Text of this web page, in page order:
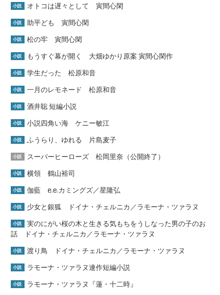
小説 オトコは遅々として 寅間心閑
小説 助平ども 寅間心閑
小説 松の牢 寅間心閑
小説 もうすぐ幕が開く 大畑ゆかり原案 寅間心閑作
小説 学生だった 松原和音
小説 一月のレモネード 松原和音
小説 酒井聡 短編小説
小説 小説四角い海 ケニー敏江
小説 ふうらり、ゆれる 片島麦子
小説 スーパーヒーローズ 松岡里奈（公開終了）
小説 横領 鶴山裕司
小説 伽藍 e.e.カミングズ／星隆弘
小説 少女と銀狐 ドイナ・チェルニカ／ラモーナ・ツァラヌ
小説
実のにがい桜の木と生きる気もちをうしなった男の子のお
話 ドイナ・チェルニカ／ラモーナ・ツァラヌ
小説 渡り鳥 ドイナ・チェルニカ／ラモーナ・ツァラヌ
小説 ラモーナ・ツァラヌ連作短編小説
小説 ラモーナ・ツァラヌ『蓮・十二時』